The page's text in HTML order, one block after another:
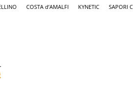
COSTA d’AMALFI KYNETIC SAPORI